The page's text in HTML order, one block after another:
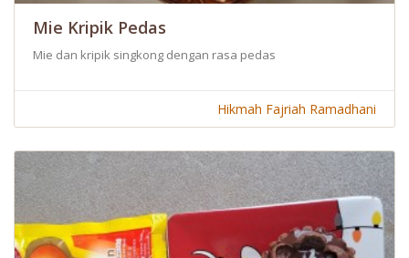
Mie Kripik Pedas
Mie dan kripik singkong dengan rasa pedas
Hikmah Fajriah Ramadhani